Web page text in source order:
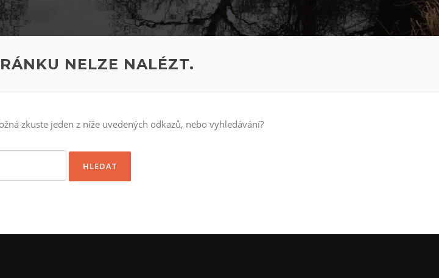
NELZE NALÉZT.
zkuste jeden z níže uvedených odkazů, nebo vyhledávání?